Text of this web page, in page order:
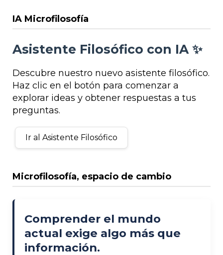
IA Microfilosofía
Asistente Filosófico con IA ✨
Descubre nuestro nuevo asistente filosófico.
Haz clic en el botón para comenzar a
explorar ideas y obtener respuestas a tus
preguntas.
Ir al Asistente Filosófico
Microfilosofía, espacio de cambio
Comprender el mundo
actual exige algo más que
información.